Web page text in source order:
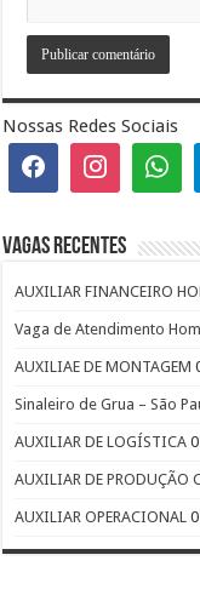
Nossas Redes Sociais
Vagas recentes
AUXILIAR FINANCEIRO
Vaga de Atendimento
AUXILIAE DE MONTAGEM
Sinaleiro de Grua – São
AUXILIAR DE LOGÍSTICA
AUXILIAR DE PRODUÇÃO
AUXILIAR OPERACIONAL